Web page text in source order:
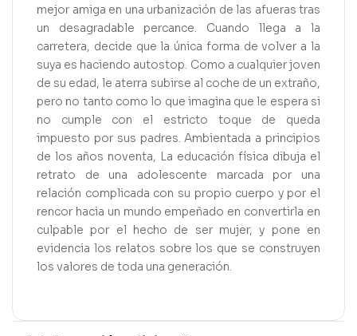
mejor amiga en una urbanización de las afueras tras
un desagradable percance. Cuando llega a la
carretera, decide que la única forma de volver a la
suya es haciendo autostop. Como a cualquier joven
de su edad, le aterra subirse al coche de un extraño,
pero no tanto como lo que imagina que le espera si
no cumple con el estricto toque de queda
impuesto por sus padres. Ambientada a principios
de los años noventa, La educación física dibuja el
retrato de una adolescente marcada por una
relación complicada con su propio cuerpo y por el
rencor hacia un mundo empeñado en convertirla en
culpable por el hecho de ser mujer, y pone en
evidencia los relatos sobre los que se construyen
los valores de toda una generación.